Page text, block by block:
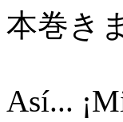
本巻き
Así...